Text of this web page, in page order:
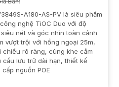
A180-AS-PV là siêu phẩm
nghệ TiOC Duo với độ
nét và góc nhìn toàn cảnh
vượt trội với hồng ngoại 25m,
rõ ràng, cùng khe cắm
lưu trữ dài hạn, thiết kế
nguồn POE